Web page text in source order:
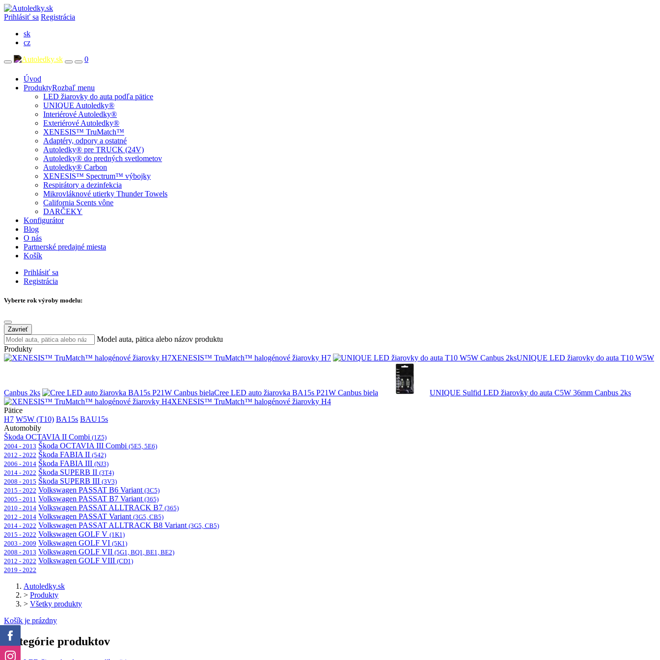
Prihlásiť sa Registrácia
sk
cz
0
Úvod
ProduktyRozbaľ menu
LED žiarovky do auta podľa pätice
UNIQUE Autoledky®
Interiérové Autoledky®
Exteriérové Autoledky®
XENESIS™ TruMatch™
Adaptéry, odpory a ostatné
Autoledky® pre TRUCK (24V)
Autoledky® do predných svetlometov
Autoledky® Carbon
XENESIS™ Spectrum™ výbojky
Respirátory a dezinfekcia
Mikrovláknové utierky Thunder Towels
California Scents vône
DARČEKY
Konfigurátor
Blog
O nás
Partnerské predajné miesta
Košík
Prihlásiť sa
Registrácia
Vyberte rok výroby modelu:
Zavrieť
Model auta, pätica alebo názov produktu
Produkty
XENESIS™ TruMatch™ halogénové žiarovky H7
UNIQUE LED žiarovky do auta T10 W5W
Canbus 2ks Cree LED auto žiarovka BA15s P21W Canbus biela
UNIQUE Sulfid LED žiarovky do auta C5W 36mm Canbus 2ks
XENESIS™ TruMatch™ halogénové žiarovky H4
Pätice
H7 W5W (T10) BA15s BAU15s
Automobily
Škoda OCTAVIA II Combi (1Z5)
2004 - 2013 Škoda OCTAVIA III Combi (5E5, 5E6)
2012 - 2022 Škoda FABIA II (542)
2006 - 2014 Škoda FABIA III (NJ3)
2014 - 2022 Škoda SUPERB II (3T4)
2008 - 2015 Škoda SUPERB III (3V3)
2015 - 2022 Volkswagen PASSAT B6 Variant (3C5)
2005 - 2011 Volkswagen PASSAT B7 Variant (365)
2010 - 2014 Volkswagen PASSAT ALLTRACK B7 (365)
2012 - 2014 Volkswagen PASSAT Variant (3G5, CB5)
2014 - 2022 Volkswagen PASSAT ALLTRACK B8 Variant (3G5, CB5)
2015 - 2022 Volkswagen GOLF V (1K1)
2003 - 2009 Volkswagen GOLF VI (5K1)
2008 - 2013 Volkswagen GOLF VII (5G1, BQ1, BE1, BE2)
2012 - 2022 Volkswagen GOLF VIII (CD1)
2019 - 2022
Autoledky.sk
> Produkty
> Všetky produkty
Košík je prázdny
Kategórie produktov